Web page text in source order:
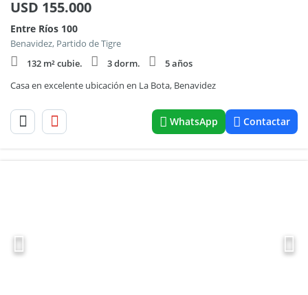
USD 155.000
Entre Ríos 100
Benavidez, Partido de Tigre
132 m² cubie.
3 dorm.
5 años
Casa en excelente ubicación en La Bota, Benavidez
WhatsApp Contactar